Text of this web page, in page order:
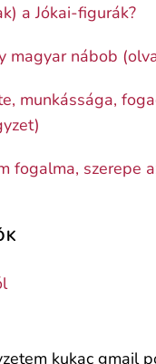
a Jókai-figurák?
magyar nábob
munkássága,
fogalma, szerepe
kukac gmail